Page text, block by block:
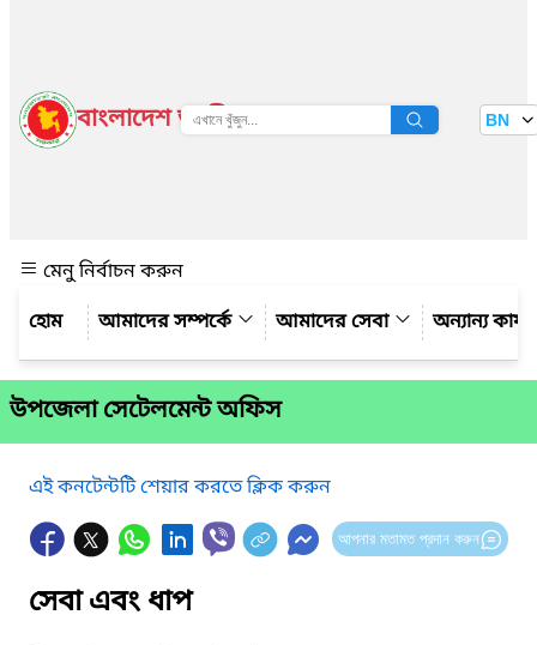
বাংলাদেশ জাতীয় তথ্য বাতায়ন BN
মেনু নির্বাচন করুন
আমাদের সম্পর্কে
আমাদের সেবা অন্যান্য
উপজেলা সেটেলমেন্ট অফিস
এই কনটেন্টটি শেয়ার করতে ক্লিক করুন
আপনার মতামত প্রদান করুন
সেবা এবং ধাপ